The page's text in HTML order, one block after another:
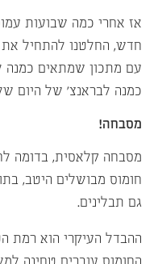
אז אחרי כמה שבועות
חדש, החלטנו להתחיל
עם מתכון שמתאים כמנה
כמנה לבראנצ’ של היום
מסבחה!
מסבחה קלאסית, בדומה
חומוס מבושלים היטב,
גם תבלינים.
ההבדל העיקרי הוא רמת